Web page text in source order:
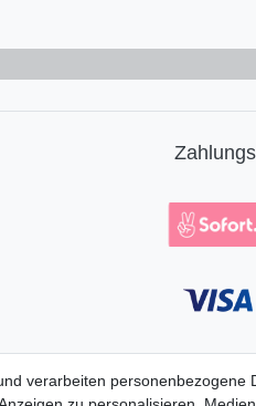
Vorab-
verarbeiten personenbezogene